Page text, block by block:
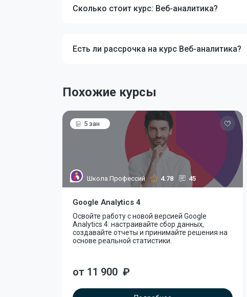
Сколько стоит курс: Веб-аналитика?
Есть ли рассрочка на курс Веб-аналитика?
Похожие курсы
5 зан
Школа Профессий 4.78 45
Google Analytics 4
Освойте работу с новой версией Google
Analytics 4: настраивайте сбор данных,
создавайте отчеты и принимайте решения на
основе реальной статистики.
от 11 900 ₽